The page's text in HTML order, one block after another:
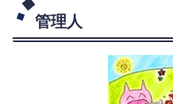
管理人